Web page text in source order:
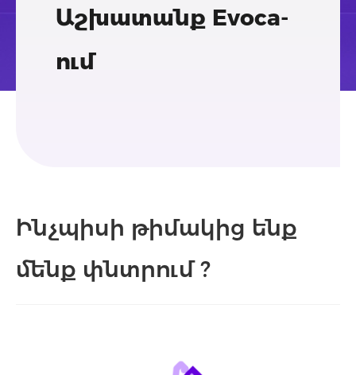
Աշխատանք Evoca-
ում
Ինչպիսի թիմակից ենք
մենք փնտրում ?